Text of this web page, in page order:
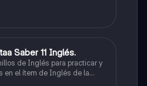
Saber 11 Inglés.
de Inglés para practicar y
en el ítem de Inglés de la